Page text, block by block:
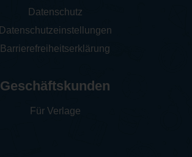
Datenschutz
Datenschutzeinstellungen
Barrierefreiheitserklärung
Geschäftskunden
Für Verlage